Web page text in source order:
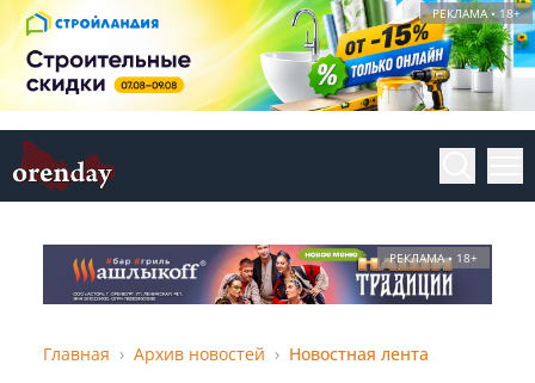
РЕКЛАМА • 18+
РЕКЛАМА • 18+
Главная Архив новостей Новостная лента